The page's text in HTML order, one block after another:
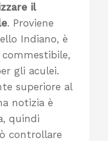
il
. Proviene
Indiano, è
gli aculei.
superiore al
notizia è
quindi
controllare